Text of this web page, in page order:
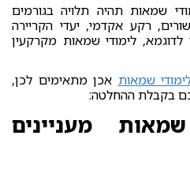
שמאות תהיה תלויה בגורמים
רקע אקדמי, יעדי הקריירה
לדוגמא, לימודי שמאות מקרקעין
שמאות אכן מתאימים לכן,
בקבלת ההחלטה:
מעניינים